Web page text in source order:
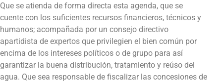
Que se atienda de forma directa esta agenda, que se
cuente con los suficientes recursos financieros, técnicos y
humanos; acompañada por un consejo directivo
apartidista de expertos que privilegien el bien común por
encima de los intereses políticos o de grupo para así
garantizar la buena distribución, tratamiento y reúso del
agua. Que sea responsable de fiscalizar las concesiones de